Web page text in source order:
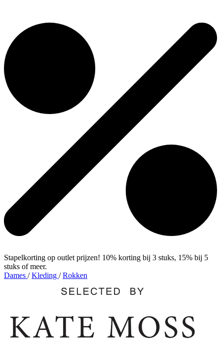
Stapelkorting op outlet prijzen! 10% korting bij 3 stuks, 15% bij 5
stuks of meer.
Dames / Kleding / Rokken